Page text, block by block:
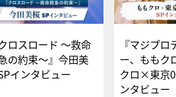
クロスロード ～救命
の約束～』今田美
インタビュー
『マジプロ
ー、ももク
クロ×東京
ンタビュー